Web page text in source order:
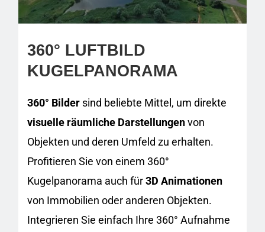
360° LUFTBILD
KUGELPANORAMA
360° Bilder sind beliebte Mittel, um direkte
visuelle räumliche Darstellungenvon
Objekten und deren Umfeld zu erhalten.
Profitieren Sie von einem 360°
Kugelpanorama auch für3D Animationen
von Immobilien oder anderen Objekten.
Integrieren Sie einfach Ihre 360° Aufnahme